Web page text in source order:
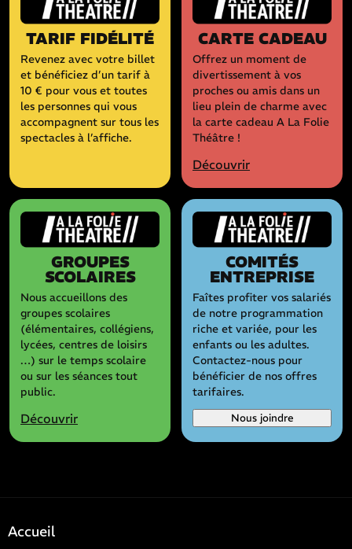
TARIF FIDÉLITÉ
Revenez avec votre billet
et bénéficiez d’un tarif à
10 € pour vous et toutes
les personnes qui vous
accompagnent sur tous les
spectacles à l’affiche.
CARTE CADEAU
Offrez un moment de
divertissement à vos
proches ou amis dans un
lieu plein de charme avec
la carte cadeau A La Folie
Théâtre !
Découvrir
GROUPES
SCOLAIRES
Nous accueillons des
groupes scolaires
(élémentaires, collégiens,
lycées, centres de loisirs
…) sur le temps scolaire
ou sur les séances tout
public.
Découvrir
COMITÉS
ENTREPRISE
Faîtes profiter vos salariés
de notre programmation
riche et variée, pour les
enfants ou les adultes.
Contactez-nous pour
bénéficier de nos offres
tarifaires.
Nous joindre
Accueil